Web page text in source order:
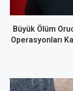
Büyük Ölüm
Operasyonları